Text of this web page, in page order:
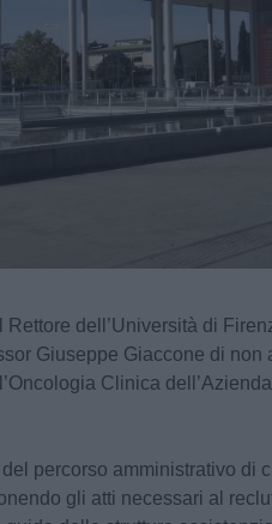
Rettore dell’Università di
Giuseppe Giaccone di non
Clinica
percorso amministrativo di
gli atti necessari al